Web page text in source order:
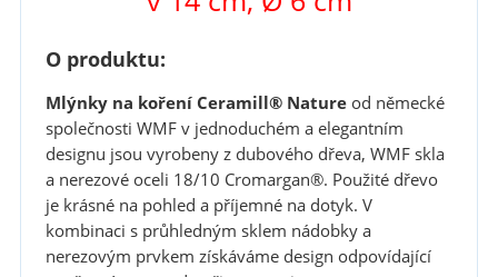
O produktu:
Mlýnky na koření Ceramill® Natureod německé
společnosti WMF v jednoduchém a elegantním
designu jsou vyrobeny z dubového dřeva, WMF skla
a nerezové oceli 18/10 Cromargan®. Použité dřevo
je krásné na pohled a příjemné na dotyk. V
kombinaci s průhledným sklem nádobky a
nerezovým prvkem získáváme design odpovídající